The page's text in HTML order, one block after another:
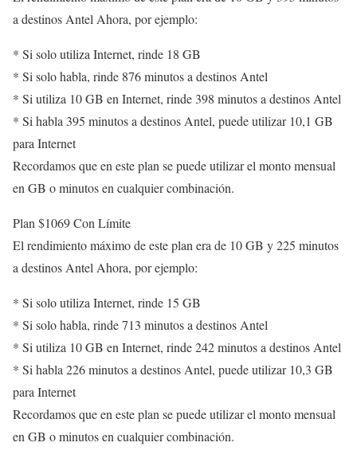
a destinos Antel Ahora, por ejemplo:
* Si solo utiliza Internet, rinde 18 GB
* Si solo habla, rinde 876 minutos a destinos Antel
* Si utiliza 10 GB en Internet, rinde 398 minutos a destinos Antel
* Si habla 395 minutos a destinos Antel, puede utilizar 10,1 GB
para Internet
Recordamos que en este plan se puede utilizar el monto mensual
en GB o minutos en cualquier combinación.
Plan $1069 Con Límite
El rendimiento máximo de este plan era de 10 GB y 225 minutos
a destinos Antel Ahora, por ejemplo:
* Si solo utiliza Internet, rinde 15 GB
* Si solo habla, rinde 713 minutos a destinos Antel
* Si utiliza 10 GB en Internet, rinde 242 minutos a destinos Antel
* Si habla 226 minutos a destinos Antel, puede utilizar 10,3 GB
para Internet
Recordamos que en este plan se puede utilizar el monto mensual
en GB o minutos en cualquier combinación.